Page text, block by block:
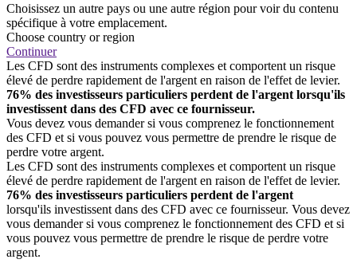
Choisissez un autre pays ou une autre région pour voir du contenu
spécifique à votre emplacement.
Choose country or region
Continuer
Les CFD sont des instruments complexes et comportent un risque
élevé de perdre rapidement de l'argent en raison de l'effet de levier.
76% des investisseurs particuliers perdent de l'argent lorsqu'ils
investissent dans des CFD avec ce fournisseur.
Vous devez vous demander si vous comprenez le fonctionnement
des CFD et si vous pouvez vous permettre de prendre le risque de
perdre votre argent.
Les CFD sont des instruments complexes et comportent un risque
élevé de perdre rapidement de l'argent en raison de l'effet de levier.
76% des investisseurs particuliers perdent de l'argent
lorsqu'ils investissent dans des CFD avec ce fournisseur. Vous devez
vous demander si vous comprenez le fonctionnement des CFD et si
vous pouvez vous permettre de prendre le risque de perdre votre
argent.